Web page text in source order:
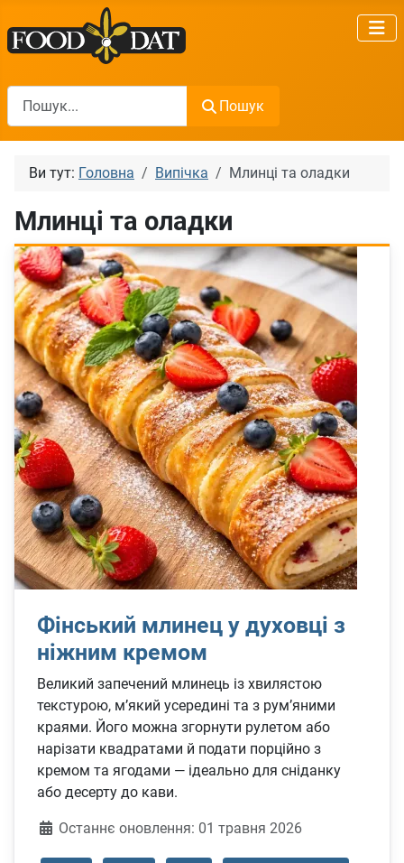
Пошук
Пошук
Ви тут: Головна Випічка Млинці та оладки
Млинці та оладки
Фінський млинец у духовці з
ніжним кремом
Великий запечений млинець із хвилястою
текстурою, м’який усередині та з рум’яними
краями. Його можна згорнути рулетом або
нарізати квадратами й подати порційно з
кремом та ягодами — ідеально для сніданку
або десерту до кави.
ДеталіОстаннє оновлення: 01 травня 2026